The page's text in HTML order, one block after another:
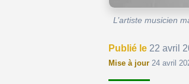
L’artiste musicien
Publié le 22 avril
Mise à jour 24 avril